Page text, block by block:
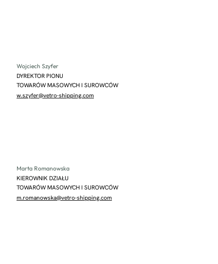
Wojciech Szyfer
DYREKTOR PIONU
TOWARÓW MASOWYCH I SUROWCÓW
w.szyfer@vetro-shipping.com
Marta Romanowska
KIEROWNIK DZIAŁU
TOWARÓW MASOWYCH I SUROWCÓW
m.romanowska@vetro-shipping.com